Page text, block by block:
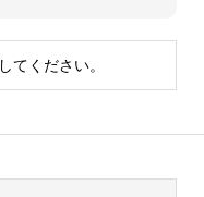
してください。